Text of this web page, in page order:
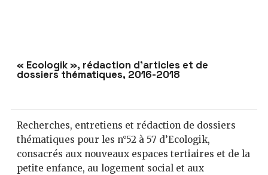
« Ecologik », rédaction d’articles et de
dossiers thématiques, 2016-2018
Recherches, entretiens et rédaction de dossiers
thématiques pour les n°52 à 57 d’Ecologik,
consacrés aux nouveaux espaces tertiaires et de la
petite enfance, au logement social et aux